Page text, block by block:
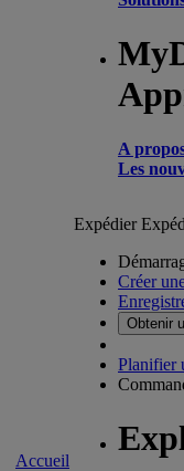
A
Les
Accueil
Expédier
Créer
Obtenir
Planifier